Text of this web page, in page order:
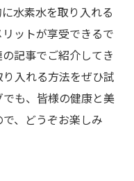
水素水を取り入れる
ットが享受できるで
記事でご紹介してき
入れる方法をぜひ試
も、皆様の健康と美
、どうぞお楽しみ